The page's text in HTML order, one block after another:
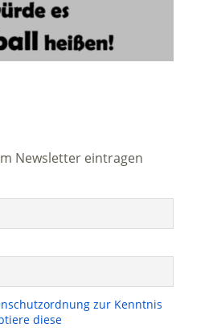
Newsletter eintragen
zur Kenntnis
diese